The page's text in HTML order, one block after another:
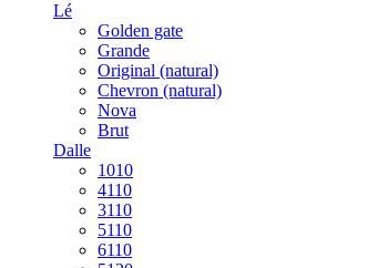
Lé
Golden gate
Grande
Original (natural)
Chevron (natural)
Nova
Brut
Dalle
1010
4110
3110
5110
6110